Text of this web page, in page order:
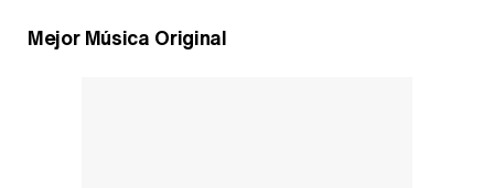
Mejor Música Original